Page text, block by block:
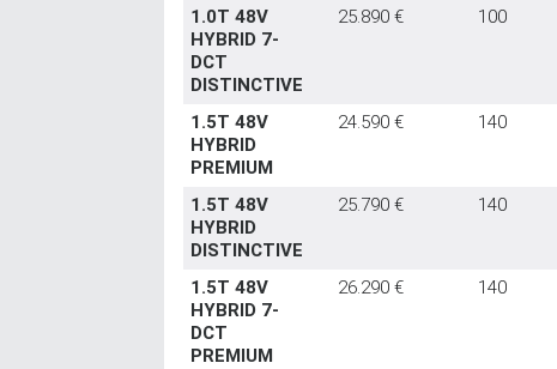
1.0T 48V
HYBRID 7-
DCT
DISTINCTIVE
25.890 € 100
1.5T 48V
HYBRID
PREMIUM
24.590 € 140
1.5T 48V
HYBRID
DISTINCTIVE
25.790 € 140
1.5T 48V
HYBRID 7-
DCT
PREMIUM
26.290 € 140